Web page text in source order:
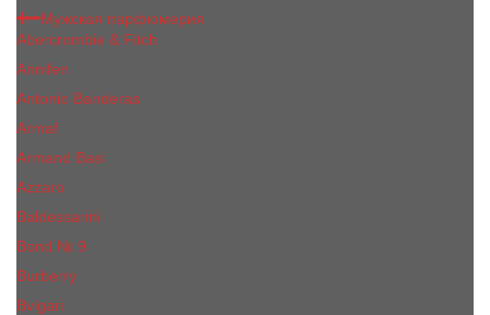
Мужская парфюмерия
Abercrombie & Fitch
Annifen
Antonio Banderas
Armaf
Armand Basi
Azzaro
Baldessarini
Bond № 9
Burberry
Bvlgari